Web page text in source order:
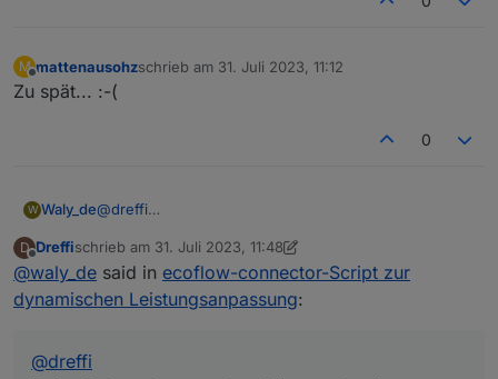
M
Offline
mattenausohzschrieb am 31. Juli 2023, 11:12
zuletzt editiert von
Zu spät... :-(
0
W Waly_de@dreffi
Telegramme. Aber ohne einen ausführlichen
Logauszug, Mit der Einstellung
Debug: true
komm ich da nicht weiter.
Deine Schwankungen oben könnten damit zu tun
haben, dass der Wert, der im State das du unter
"SmartmeterID" konfiguriert hast zu träge ist. Kannst
Du bitte mal überprüfen, ob er sich innerhalb von 30
D
Offline
Dreffischrieb am 31. Juli 2023, 11:48
zuletzt editiert von Dreffi
@waly_de said in ecoflow-connector-Script zur
dynamischen Leistungsanpassung:
@dreffi